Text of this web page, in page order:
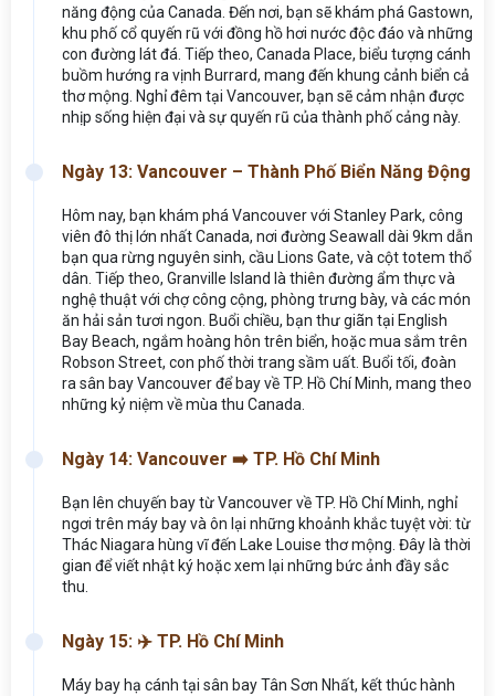
năng động của Canada. Đến nơi, bạn sẽ khám phá Gastown,
khu phố cổ quyến rũ với đồng hồ hơi nước độc đáo và những
con đường lát đá. Tiếp theo, Canada Place, biểu tượng cánh
buồm hướng ra vịnh Burrard, mang đến khung cảnh biển cả
thơ mộng. Nghỉ đêm tại Vancouver, bạn sẽ cảm nhận được
nhịp sống hiện đại và sự quyến rũ của thành phố cảng này.
Ngày 13: Vancouver – Thành Phố Biển Năng Động
Hôm nay, bạn khám phá Vancouver với Stanley Park, công
viên đô thị lớn nhất Canada, nơi đường Seawall dài 9km dẫn
bạn qua rừng nguyên sinh, cầu Lions Gate, và cột totem thổ
dân. Tiếp theo, Granville Island là thiên đường ẩm thực và
nghệ thuật với chợ công cộng, phòng trưng bày, và các món
ăn hải sản tươi ngon. Buổi chiều, bạn thư giãn tại English
Bay Beach, ngắm hoàng hôn trên biển, hoặc mua sắm trên
Robson Street, con phố thời trang sầm uất. Buổi tối, đoàn
ra sân bay Vancouver để bay về TP. Hồ Chí Minh, mang theo
những kỷ niệm về mùa thu Canada.
Ngày 14: Vancouver ➡️ TP. Hồ Chí Minh
Bạn lên chuyến bay từ Vancouver về TP. Hồ Chí Minh, nghỉ
ngơi trên máy bay và ôn lại những khoảnh khắc tuyệt vời: từ
Thác Niagara hùng vĩ đến Lake Louise thơ mộng. Đây là thời
gian để viết nhật ký hoặc xem lại những bức ảnh đầy sắc
thu.
Ngày 15: ✈️ TP. Hồ Chí Minh
Máy bay hạ cánh tại sân bay Tân Sơn Nhất, kết thúc hành